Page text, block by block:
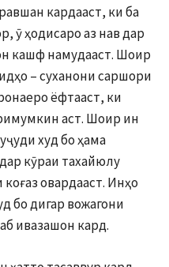
кардааст, ки ба
ӯ ҳодисаро аз нав дар
кашф намудааст. Шоир
– суханони саршори
ёфтааст, ки
аст. Шоир ин
худ бо ҳама
кӯраи тахайюлу
овардааст. Инҳо
бо дигар вожагони
ивазашон кард.